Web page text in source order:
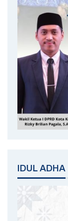
IDUL ADHA